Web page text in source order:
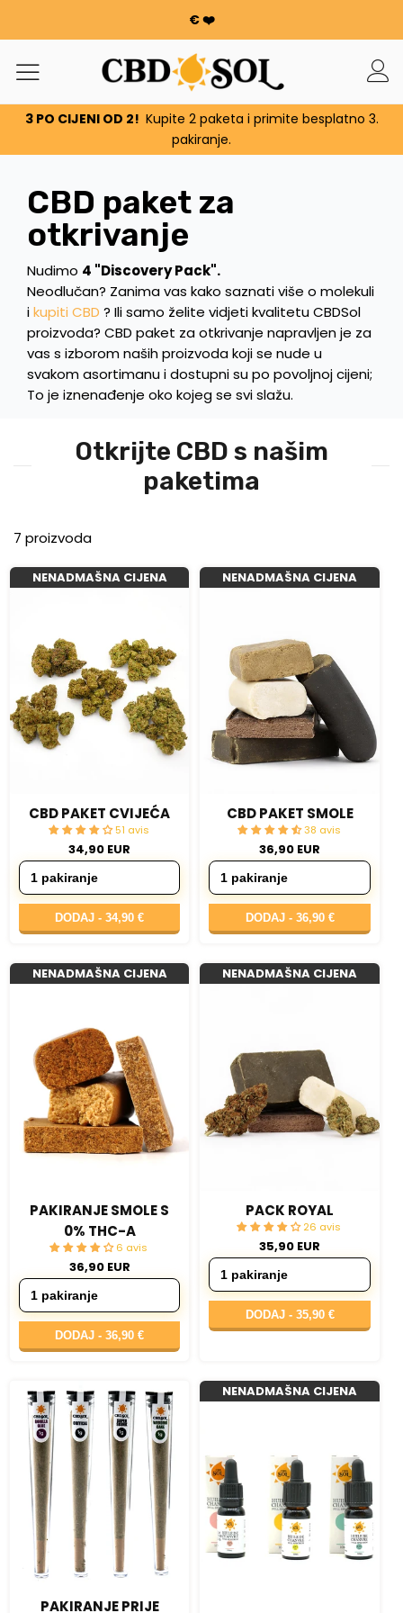
€ ❤️
WATERMELON CBD OD 0,30 €/g 🍉!
NARUDŽBE SE UDVOSTRUČUJU ✨
100 g cvijeća ili smole nudi se za svakih potrošenih 100
€ ❤️
WATERMELON CBD OD 0,30 €/g 🍉!
NARUDŽBE SE UDVOSTRUČUJU ✨
€ ❤️
3 PO CIJENI OD 2! Kupite 2 paketa i primite besplatno 3.
pakiranje.
CBD paket za
otkrivanje
Nudimo 4 "Discovery Pack".
Neodlučan? Zanima vas kako saznati više o molekuli
ikupiti CBD ? Ili samo želite vidjeti kvalitetu CBDSol
proizvoda? CBD paket za otkrivanje napravljen je za
vas s izborom naših proizvoda koji se nude u
svakom asortimanu i dostupni su po povoljnoj cijeni;
To je iznenađenje oko kojeg se svi slažu.
Otkrijte CBD s našim
paketima
7 proizvoda
NENADMAŠNA CIJENA
CBD PAKET CVIJEĆA
51 avis
34,90 EUR
DODAJ -34,90 €
NENADMAŠNA CIJENA
CBD PAKET SMOLE
38 avis
36,90 EUR
DODAJ - 36,90 €
NENADMAŠNA CIJENA
PAKIRANJE SMOLE S
0% THC-A
6 avis
36,90 EUR
DODAJ -36,90 €
NENADMAŠNA CIJENA
PACK ROYAL
26 avis
35,90 EUR
DODAJ - 35,90 €
PAKIRANJE PRIJE
NENADMAŠNA CIJENA